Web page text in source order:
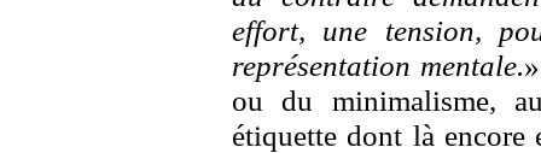
effort, une tension,
représentation mentale.
ou du minimalisme,
étiquette dont là encore